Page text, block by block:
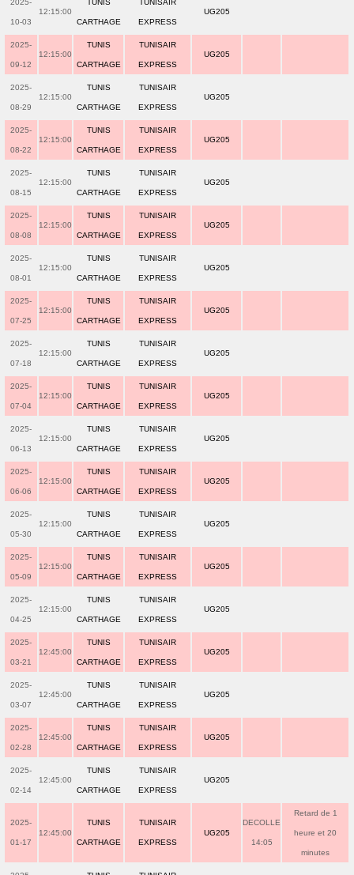
2025-
10-03
12:15:00
TUNIS
CARTHAGE
TUNISAIR
EXPRESS
UG205
2025-
09-12
12:15:00
TUNIS
CARTHAGE
TUNISAIR
EXPRESS
UG205
2025-
08-29
12:15:00
TUNIS
CARTHAGE
TUNISAIR
EXPRESS
UG205
2025-
08-22
12:15:00
TUNIS
CARTHAGE
TUNISAIR
EXPRESS
UG205
2025-
08-15
12:15:00
TUNIS
CARTHAGE
TUNISAIR
EXPRESS
UG205
2025-
08-08
12:15:00
TUNIS
CARTHAGE
TUNISAIR
EXPRESS
UG205
2025-
08-01
12:15:00
TUNIS
CARTHAGE
TUNISAIR
EXPRESS
UG205
2025-
07-25
12:15:00
TUNIS
CARTHAGE
TUNISAIR
EXPRESS
UG205
2025-
07-18
12:15:00
TUNIS
CARTHAGE
TUNISAIR
EXPRESS
UG205
2025-
07-04
12:15:00
TUNIS
CARTHAGE
TUNISAIR
EXPRESS
UG205
2025-
06-13
12:15:00
TUNIS
CARTHAGE
TUNISAIR
EXPRESS
UG205
2025-
06-06
12:15:00
TUNIS
CARTHAGE
TUNISAIR
EXPRESS
UG205
2025-
05-30
12:15:00
TUNIS
CARTHAGE
TUNISAIR
EXPRESS
UG205
2025-
05-09
12:15:00
TUNIS
CARTHAGE
TUNISAIR
EXPRESS
UG205
2025-
04-25
12:15:00
TUNIS
CARTHAGE
TUNISAIR
EXPRESS
UG205
2025-
03-21
12:45:00
TUNIS
CARTHAGE
TUNISAIR
EXPRESS
UG205
2025-
03-07
12:45:00
TUNIS
CARTHAGE
TUNISAIR
EXPRESS
UG205
2025-
02-28
12:45:00
TUNIS
CARTHAGE
TUNISAIR
EXPRESS
UG205
2025-
02-14
12:45:00
TUNIS
CARTHAGE
TUNISAIR
EXPRESS
UG205
2025-
01-17
12:45:00
TUNIS
CARTHAGE
TUNISAIR
EXPRESS
UG205
DECOLLE
14:05
Retard de 1
heure et 20
minutes